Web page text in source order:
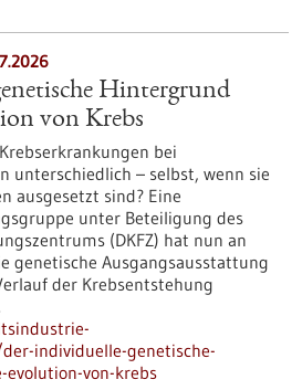
Hintergrund
von Krebs
bei
unterschiedlich – selbst, wenn sie
ausgesetzt sind? Eine
unter Beteiligung des
(DKFZ) hat nun an
genetische Ausgangsausstattung
der Krebsentstehung
individuelle-genetische-
von-krebs